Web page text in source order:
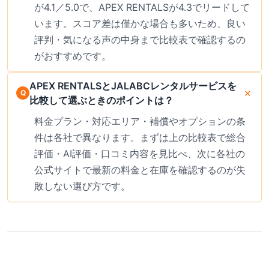
が4.1／5.0で、APEX RENTALSが4.3でリードして
います。スコア差は僅かな場合も多いため、良い
評判・気になる声の中身まで比較表で確認するの
がおすすめです。
APEX RENTALSとJALABCレンタルサービスを
比較して選ぶときのポイントは？
料金プラン・対応エリア・補償やオプションの条
件は各社で異なります。まずは上の比較表で総合
評価・AI評価・口コミ内容を見比べ、次に各社の
公式サイトで最新の料金と在庫を確認するのが失
敗しない選び方です。